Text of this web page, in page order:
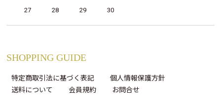
27 28 29 30
SHOPPING GUIDE
特定商取引法に基づく表記
個人情報保護方針
送料について
会員規約 お問合せ